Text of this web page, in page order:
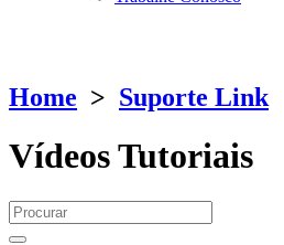
Home > Suporte Link
Vídeos Tutoriais